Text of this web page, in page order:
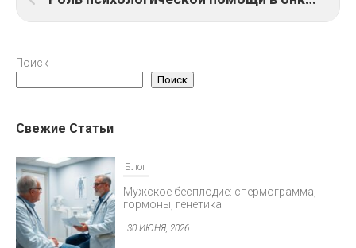
Поиск
Поиск
Свежие Статьи
Блог
Мужское бесплодие: спермограмма,
гормоны, генетика
30 ИЮНЯ, 2026